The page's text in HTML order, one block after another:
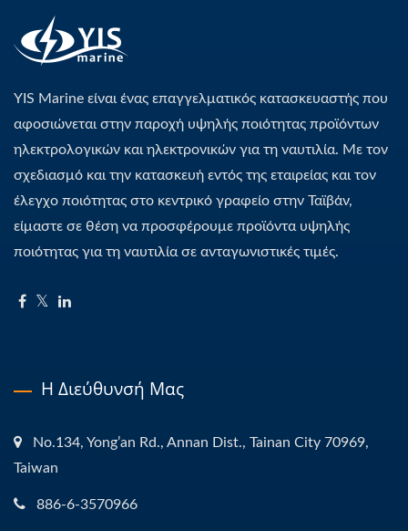
YIS Marine είναι ένας επαγγελματικός κατασκευαστής που
αφοσιώνεται στην παροχή υψηλής ποιότητας προϊόντων
ηλεκτρολογικών και ηλεκτρονικών για τη ναυτιλία. Με τον
σχεδιασμό και την κατασκευή εντός της εταιρείας και τον
έλεγχο ποιότητας στο κεντρικό γραφείο στην Ταϊβάν,
είμαστε σε θέση να προσφέρουμε προϊόντα υψηλής
ποιότητας για τη ναυτιλία σε ανταγωνιστικές τιμές.
Η Διεύθυνσή Μας
No.134, Yong’an Rd., Annan Dist., Tainan City 70969,
Taiwan
886-6-3570966